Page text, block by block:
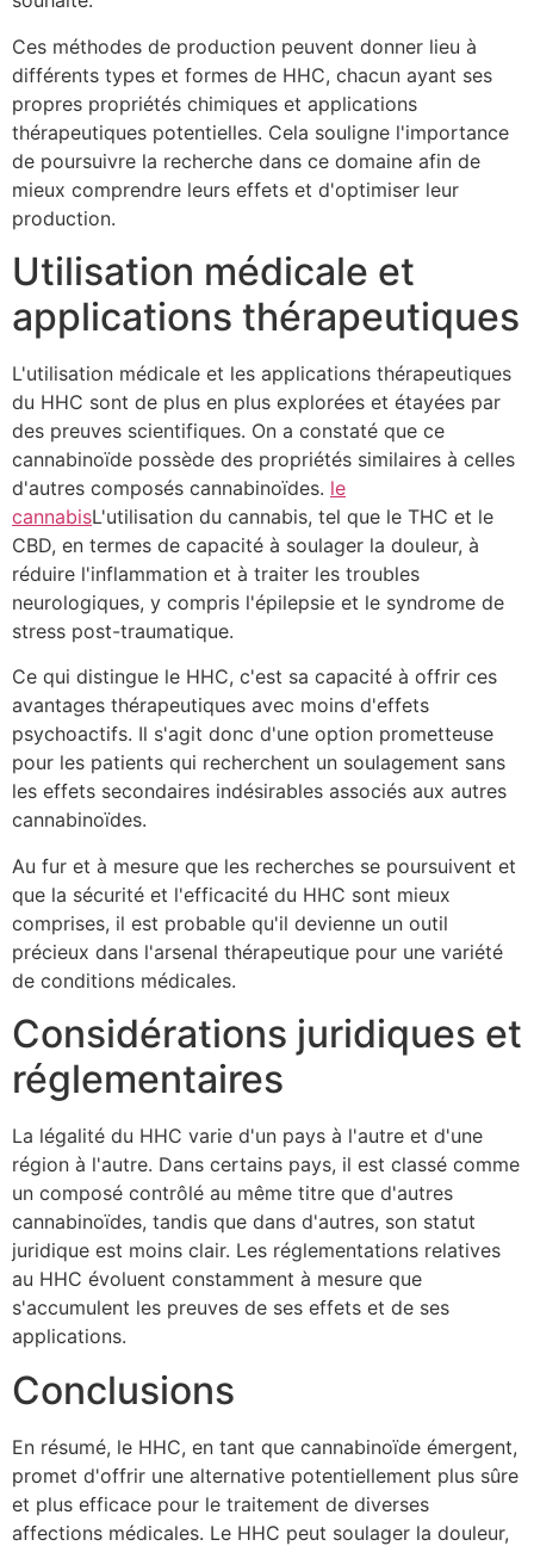
Ces méthodes de production peuvent donner lieu à
différents types et formes de HHC, chacun ayant ses
propres propriétés chimiques et applications
thérapeutiques potentielles. Cela souligne l'importance
de poursuivre la recherche dans ce domaine afin de
mieux comprendre leurs effets et d'optimiser leur
production.
Utilisation médicale et
applications thérapeutiques
L'utilisation médicale et les applications thérapeutiques
du HHC sont de plus en plus explorées et étayées par
des preuves scientifiques. On a constaté que ce
cannabinoïde possède des propriétés similaires à celles
d'autres composés cannabinoïdes. le
cannabisL'utilisation du cannabis, tel que le THC et le
CBD, en termes de capacité à soulager la douleur, à
réduire l'inflammation et à traiter les troubles
neurologiques, y compris l'épilepsie et le syndrome de
stress post-traumatique.
Ce qui distingue le HHC, c'est sa capacité à offrir ces
avantages thérapeutiques avec moins d'effets
psychoactifs. Il s'agit donc d'une option prometteuse
pour les patients qui recherchent un soulagement sans
les effets secondaires indésirables associés aux autres
cannabinoïdes.
Au fur et à mesure que les recherches se poursuivent et
que la sécurité et l'efficacité du HHC sont mieux
comprises, il est probable qu'il devienne un outil
précieux dans l'arsenal thérapeutique pour une variété
de conditions médicales.
Considérations juridiques et
réglementaires
La légalité du HHC varie d'un pays à l'autre et d'une
région à l'autre. Dans certains pays, il est classé comme
un composé contrôlé au même titre que d'autres
cannabinoïdes, tandis que dans d'autres, son statut
juridique est moins clair. Les réglementations relatives
au HHC évoluent constamment à mesure que
s'accumulent les preuves de ses effets et de ses
applications.
Conclusions
En résumé, le HHC, en tant que cannabinoïde émergent,
promet d'offrir une alternative potentiellement plus sûre
et plus efficace pour le traitement de diverses
affections médicales. Le HHC peut soulager la douleur,